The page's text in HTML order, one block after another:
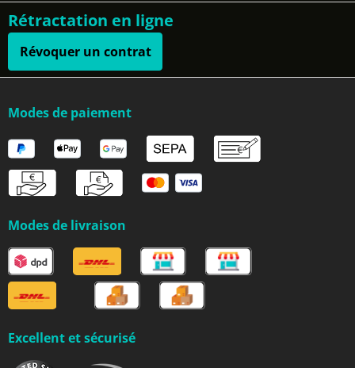
Rétractation en ligne
Révoquer un contrat
Modes de paiement
Modes de livraison
Excellent et sécurisé